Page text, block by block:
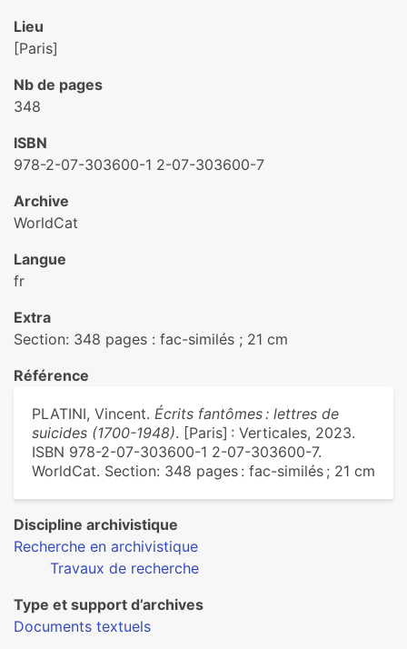
Lieu
[Paris]
Nb de pages
348
ISBN
978-2-07-303600-1 2-07-303600-7
Archive
WorldCat
Langue
fr
Extra
Section: 348 pages : fac-similés ; 21 cm
Référence
PLATINI, Vincent. Écrits fantômes : lettres de
suicides (1700-1948). [Paris] : Verticales, 2023.
ISBN 978-2-07-303600-1 2-07-303600-7.
WorldCat. Section: 348 pages : fac-similés ; 21 cm
Discipline archivistique
Recherche en archivistique
Travaux de recherche
Type et support d’archives
Documents textuels